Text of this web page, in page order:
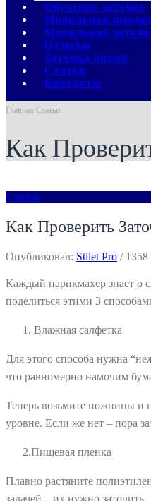
Обучение заточке
Мобильная
Мобильная
Отзывы
Заточка оптом
Статьи
Контакты
Главная Статьи
Как
Статьи
Как Проверить
Опубликовал: Stilet Pro / 1358
Каждый парикмахер знает о
поделиться этими 3
Влажная салфетка
Для этого способа нужна
что равномерно намочим
Теперь возьмите ножницы и
уровне. Если же нет – пора
2.Пищевая пленка
Плавно растяните